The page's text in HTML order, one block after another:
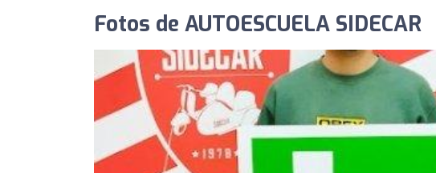
Fotos de AUTOESCUELA SIDECAR